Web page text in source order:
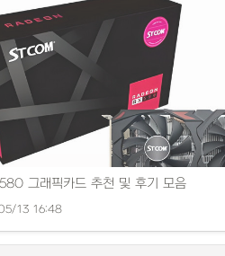
그래픽카드 추천 및 후기 모음
13 16:48